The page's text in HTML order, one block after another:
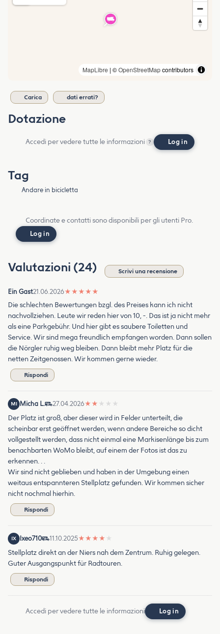
MapLibre | ©OpenStreetMapcontributors
Carica dati errati?
Dotazione
Accedi per vedere tutte le informazioni ? Log in
Tag
Andare in bicicletta
Coordinate e contatti sono disponibili per gli utenti Pro.
Log in
Valutazioni (24) Scrivi una recensione
Ein Gast21.06.2026★ ★ ★ ★ ★
Die schlechten Bewertungen bzgl. des Preises kann ich nicht
nachvollziehen. Leute wir reden hier von 10, -. Das ist ja nicht mehr
als eine Parkgebühr. Und hier gibt es saubere Toiletten und
Service. Wir sind mega freundlich empfangen worden. Dann sollen
die Nörgler ruhig weg bleiben. Dann bleibt mehr Platz für die
netten Zeitgenossen. Wir kommen gerne wieder.
Rispondi
MI Micha L. 27.04.2026★ ★ ★ ★ ★
Der Platz ist groß, aber dieser wird in Felder unterteilt, die
scheinbar erst geöffnet werden, wenn andere Bereiche so dicht
vollgestellt werden, dass nicht einmal eine Markisenlänge bis zum
benachbarten WoMo bleibt, auf einem der Fotos ist das zu
erkennen. . .
Wir sind nicht geblieben und haben in der Umgebung einen
weitaus entspannteren Stellplatz gefunden. Wir kommen sicher
nicht nochmal hierhin.
Rispondi
IX Ixeo710 11.10.2025★ ★ ★ ★ ★
Stellplatz direkt an der Niers nah dem Zentrum. Ruhig gelegen.
Guter Ausgangspunkt für Radtouren.
Rispondi
Accedi per vedere tutte le informazioni Log in